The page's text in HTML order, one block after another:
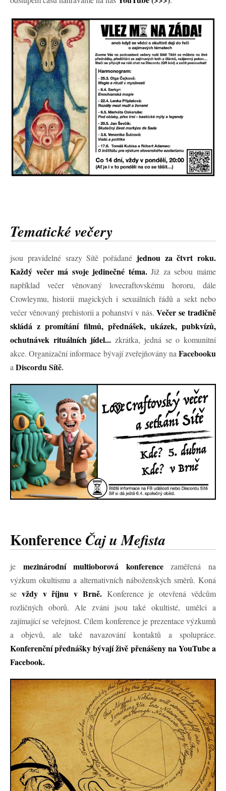
Tematické večery
jsou pravidelné srazy Sítě pořádané jednou za čtvrt roku.
Každý večer má svoje jedinečné téma.Již za sebou máme
například večer věnovaný lovecraftovskému hororu, dále
Crowleymu, historii magických i sexuálních řádů a sekt nebo
večer věnovaný prehistorii a pohanství v nás.Večer se tradičně
skládá z promítání filmů, přednášek, ukázek, pubkvízů,
ochutnávek rituálních jídel... zkrátka, jedná se o komunitní
akce. Organizační informace bývají zveřejňovány na Facebooku
a Discordu Sítě.
Konference Čaj u Mefista
je mezinárodní multioborová konferencezaměřená na
výzkum okultismu a alternativních náboženských směrů. Koná
se vždy v říjnu v Brně.Konference je otevřená vědcům
rozličných oborů. Ale zváni jsou také okultisté, umělci a
zajímající se veřejnost. Cílem konference je prezentace výzkumů
a objevů, ale také navazování kontaktů a spolupráce.
Konferenční přednášky bývají živě přenášeny na YouTube a
Facebook.